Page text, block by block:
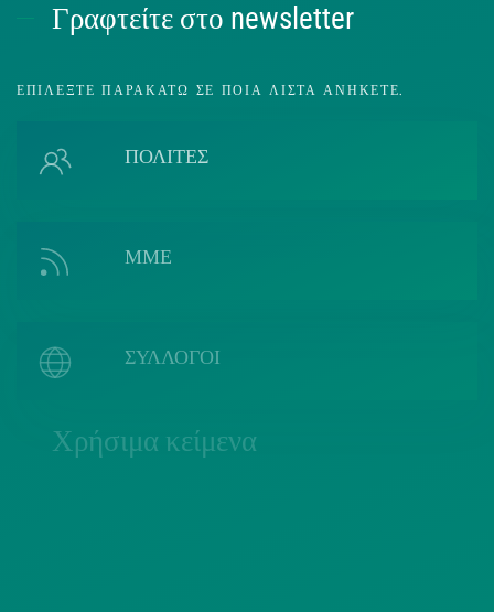
Γραφτείτε στο newsletter
ΕΠΙΛΈΞΤΕ ΠΑΡΑΚΆΤΩ ΣΕ ΠΟΙΑ ΛΊΣΤΑ ΑΝΉΚΕΤΕ.
ΠΟΛΙΤΕΣ
ΜΜΕ
ΣΥΛΛΟΓΟΙ
Χρήσιμα κείμενα